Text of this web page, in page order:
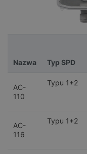
Nazwa Typ SPD
AC-
110
Typu 1+2
AC-
116
Typu 1+2